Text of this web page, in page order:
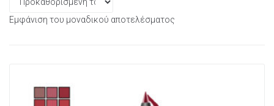
Εμφάνιση του μοναδικού αποτελέσματος